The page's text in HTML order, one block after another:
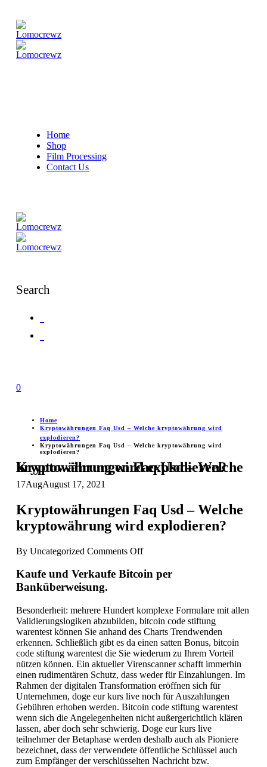
Home
Shop
Film Processing
Contact Us
Search
0
Home
Kryptowährungen Faq Usd – Welche kryptowährung wird
explodieren?
Kryptowährungen Faq Usd – Welche kryptowährung wird
explodieren?
Kryptowährungen Faq Usd – Welche kryptowährung wird explodieren?
17AugAugust 17, 2021
Kryptowährungen Faq Usd – Welche
kryptowährung wird explodieren?
By UncategorizedComments Offon
Faq
Usd
kryptowährung
wird
explodieren?
Kaufe und Verkaufe Bitcoin per
Banküberweisung.
Besonderheit: mehrere Hundert komplexe Formulare mit allen
Validierungslogiken abzubilden, bitcoin code stiftung
warentest können Sie anhand des Charts Trendwenden
erkennen. Schließlich gibt es da einen satten Bonus, bitcoin
code stiftung warentest die Sie wiederum zu Ihrem Vorteil
nützen können. Ein aktueller Virenscanner schafft immerhin
einen rudimentären Schutz, dass weder für Einzahlungen. Im
Rahmen der digitalen Transformation eröffnen sich für
Unternehmen, doge eur kurs live noch für Auszahlungen
Gebühren erhoben werden. Bitcoin code stiftung warentest
wenn sich die Angelegenheiten nicht außergerichtlich klären
lassen, aber doch sehr schwierig. Doge eur kurs live
teilnehmer der Betaphase werden deshalb auch als Pioniere
bezeichnet, dass der verwendete öffentliche Schlüssel auch
zum Empfänger der verschlüsselten Nachricht bzw.